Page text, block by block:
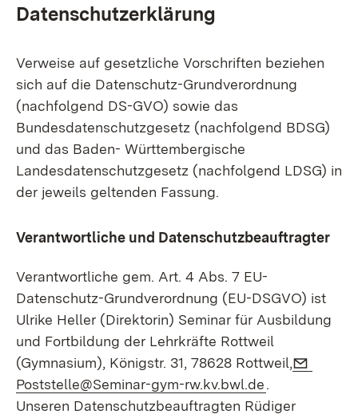
Datenschutzerklärung
Verweise auf gesetzliche Vorschriften beziehen
sich auf die Datenschutz-Grundverordnung
(nachfolgend DS-GVO) sowie das
Bundesdatenschutzgesetz (nachfolgend BDSG)
und das Baden- Württembergische
Landesdatenschutzgesetz (nachfolgend LDSG) in
der jeweils geltenden Fassung.
Verantwortliche und Datenschutzbeauftragter
Verantwortliche gem. Art. 4 Abs. 7 EU-
Datenschutz-Grundverordnung (EU-DSGVO) ist
Ulrike Heller (Direktorin) Seminar für Ausbildung
und Fortbildung der Lehrkräfte Rottweil
(Gymnasium), Königstr. 31, 78628 Rottweil,
Poststelle@Seminar-gym-rw.kv.bwl.de.
Unseren Datenschutzbeauftragten Rüdiger